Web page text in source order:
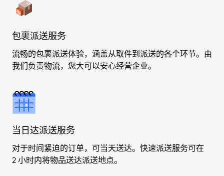
包裹派送服务
流畅的包裹派送体验，涵盖从取件到派送的各个环节。由
我们负责物流，您大可以安心经营企业。
当日达派送服务
对于时间紧迫的订单，可当天送达。快速派送服务可在
2 小时内将物品送达派送地点。